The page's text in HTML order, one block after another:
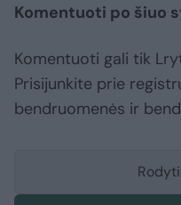
Komentuoti po šiuo
Komentuoti gali tik
Prisijunkite prie
bendruomenės ir